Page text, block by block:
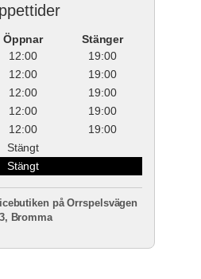
Öppnar
Stänger
12:00
19:00
12:00
19:00
12:00
19:00
12:00
19:00
12:00
19:00
Stängt
Stängt
på Orrspelsvägen
Bromma